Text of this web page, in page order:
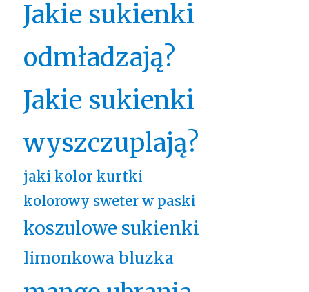
Jakie sukienki
odmładzają?
Jakie sukienki
wyszczuplają?
jaki kolor kurtki
kolorowy sweter w paski
koszulowe sukienki
limonkowa bluzka